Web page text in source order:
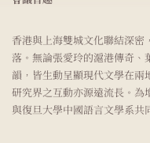
香港與上海雙城文化聯結深密
落。無論張愛玲的滬港傳奇
韻，皆生動呈顯現代文學在兩
研究界之互動亦源遠流長。為
與復旦大學中國語言文學系共